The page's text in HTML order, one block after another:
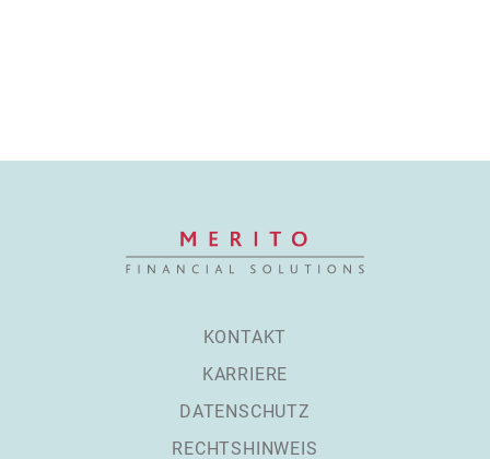
KONTAKT
KARRIERE
DATENSCHUTZ
RECHTSHINWEIS